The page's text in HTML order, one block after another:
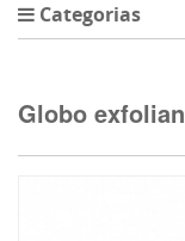
Categorias
Globo